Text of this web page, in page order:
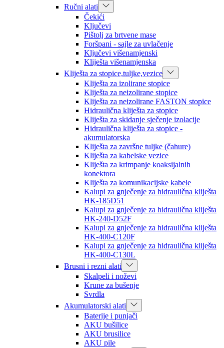
Ručni alati
Čekići
Ključevi
Pištolj za brtvene mase
Foršpani - sajle za uvlačenje
Ključevi višenamjenski
Kliješta višenamjenska
Kliješta za stopice,tuljke,vezice
Kliješta za izolirane stopice
Kliješta za neizolirane stopice
Kliješta za neizolirane FASTON stopice
Hidraulična kliješta za stopice
Kliješta za skidanje sječenje izolacije
Hidraulična kliješta za stopice -
akumulatorska
Kliješta za završne tuljke (čahure)
Kliješta za kabelske vezice
Kliješta za krimpanje koaksijalnih
konektora
Kliješta za komunikacijske kabele
Kalupi za gnječenje za hidraulična kliješta
HK-185D51
Kalupi za gnječenje za hidraulična kliješta
HK-240-D52F
Kalupi za gnječenje za hidraulična kliješta
HK-400-C120F
Kalupi za gnječenje za hidraulična kliješta
HK-400-C130L
Brusni i rezni alati
Skalpeli i noževi
Krune za bušenje
Svrdla
Akumulatorski alati
Baterije i punjači
AKU bušilice
AKU brusilice
AKU pile